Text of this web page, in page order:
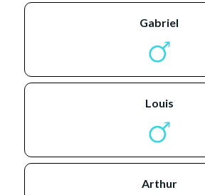
gabriel
louis
arthur